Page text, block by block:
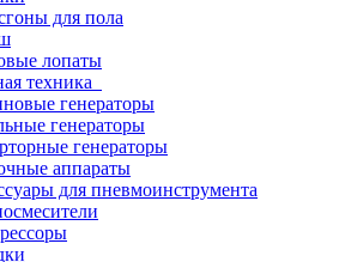
для пола
лопаты
техника
генераторы
генераторы
генераторы
аппараты
для пневмоинструмента